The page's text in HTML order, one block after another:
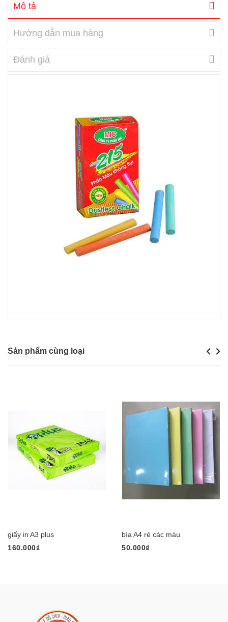
Mô tả
Hướng dẫn mua hàng
Đánh giá
Sản phẩm cùng loại Previous
giấy in A3 plus
160.000₫
bìa A4 rẻ các màu
50.000₫
Next